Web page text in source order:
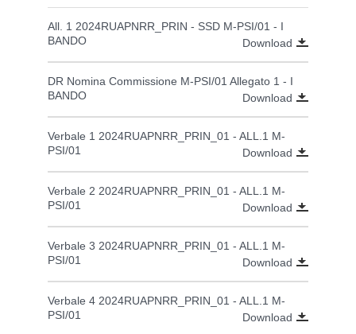
All. 1 2024RUAPNRR_PRIN - SSD M-PSI/01 - I
BANDO
Download
DR Nomina Commissione M-PSI/01 Allegato 1 - I
BANDO
Download
Verbale 1 2024RUAPNRR_PRIN_01 - ALL.1 M-
PSI/01
Download
Verbale 2 2024RUAPNRR_PRIN_01 - ALL.1 M-
PSI/01
Download
Verbale 3 2024RUAPNRR_PRIN_01 - ALL.1 M-
PSI/01
Download
Verbale 4 2024RUAPNRR_PRIN_01 - ALL.1 M-
PSI/01
Download